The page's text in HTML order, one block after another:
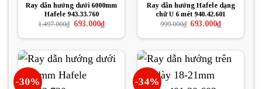
Ray dẫn hướng dưới 6000mm
Hafele 943.33.760
1.497.000₫ Giá
là:
693.000₫Giá
hiện
tại
693.000₫.
Ray dẫn hướng Hafele dạng
chữ U 6 mét 940.42.601
999.000₫ Giá
là:
693.000₫Giá
hiện
tại
693.000₫.
-30% -34%